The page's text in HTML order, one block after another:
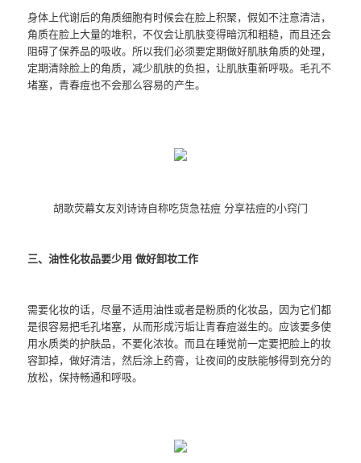
身体上代谢后的角质细胞有时候会在脸上积聚，假如不注意清洁，
角质在脸上大量的堆积，不仅会让肌肤变得暗沉和粗糙，而且还会
阻碍了保养品的吸收。所以我们必须要定期做好肌肤角质的处理，
定期清除脸上的角质，减少肌肤的负担，让肌肤重新呼吸。毛孔不
堵塞，青春痘也不会那么容易的产生。
胡歌荧幕女友刘诗诗自称吃货急祛痘 分享祛痘的小窍门
三、油性化妆品要少用 做好卸妆工作
需要化妆的话，尽量不适用油性或者是粉质的化妆品，因为它们都
是很容易把毛孔堵塞，从而形成污垢让青春痘滋生的。应该要多使
用水质类的护肤品，不要化浓妆。而且在睡觉前一定要把脸上的妆
容卸掉，做好清洁，然后涂上药膏，让夜间的皮肤能够得到充分的
放松，保持畅通和呼吸。